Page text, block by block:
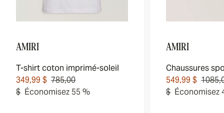
AMIRI
T-shirt coton imprimé-soleil
349,99 $ 785,00
$ Économisez 55 %
AMIRI
549,99 $
$ Économisez